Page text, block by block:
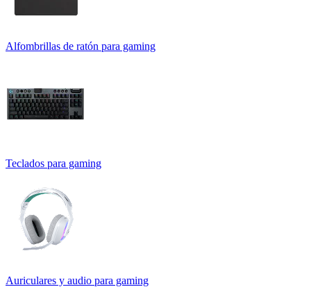
Alfombrillas de ratón para gaming
Teclados para gaming
Auriculares y audio para gaming